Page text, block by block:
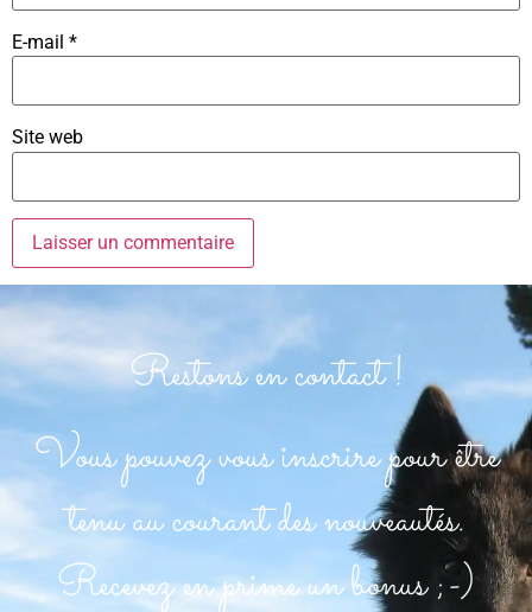
E-mail *
Site web
Restons en contact !
Vous pouvez vous inscrire pour être
tenu au courant des nouveautés.
Recevez en prime un bonus ;-)